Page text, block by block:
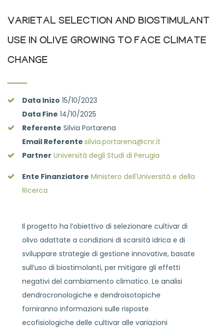
VARIETAL SELECTION AND BIOSTIMULANT
USE IN OLIVE GROWING TO FACE CLIMATE
CHANGE
Data Inizo 15/10/2023
Data Fine 14/10/2025
Referente Silvia Portarena
Email Referente silvia.portarena@cnr.it
Partner Università degli Studi di Perugia
Ente Finanziatore Ministero dell'Università e della
Ricerca
Il progetto ha l’obiettivo di selezionare cultivar di
olivo adattate a condizioni di scarsità idrica e di
sviluppare strategie di gestione innovative, basate
sull’uso di biostimolanti, per mitigare gli effetti
negativi del cambiamento climatico. Le analisi
dendrocronologiche e dendroisotopiche
forniranno informazioni sulle risposte
ecofisiologiche delle cultivar alle variazioni